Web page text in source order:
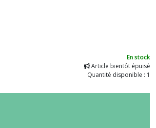
En stock
Article bientôt épuisé
Quantité disponible : 1